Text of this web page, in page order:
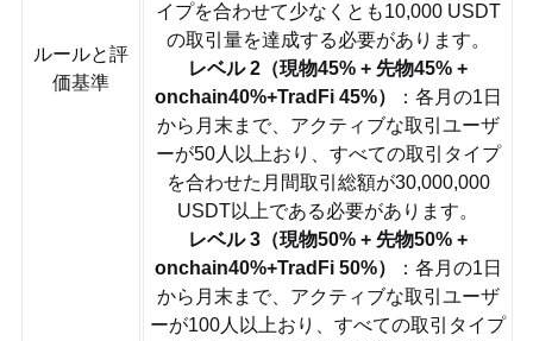
ルールと評
価基準
イプを合わせて少なくとも10,000 USDT
の取引量を達成する必要があります。
レベル 2（現物45% + 先物45% +
onchain40%+TradFi 45%）
：各月の1日
から月末まで、アクティブな取引ユーザ
ーが50人以上おり、すべての取引タイプ
を合わせた月間取引総額が30,000,000
USDT以上である必要があります。
レベル 3（現物50% + 先物50% +
onchain40%+TradFi 50%）
：各月の1日
から月末まで、アクティブな取引ユーザ
ーが100人以上おり、すべての取引タイプ